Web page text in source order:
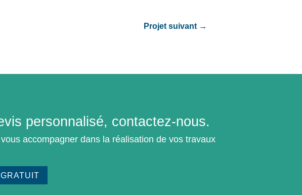
Projet suivant→
personnalisé, contactez-nous.
accompagner dans la réalisation de vos travaux